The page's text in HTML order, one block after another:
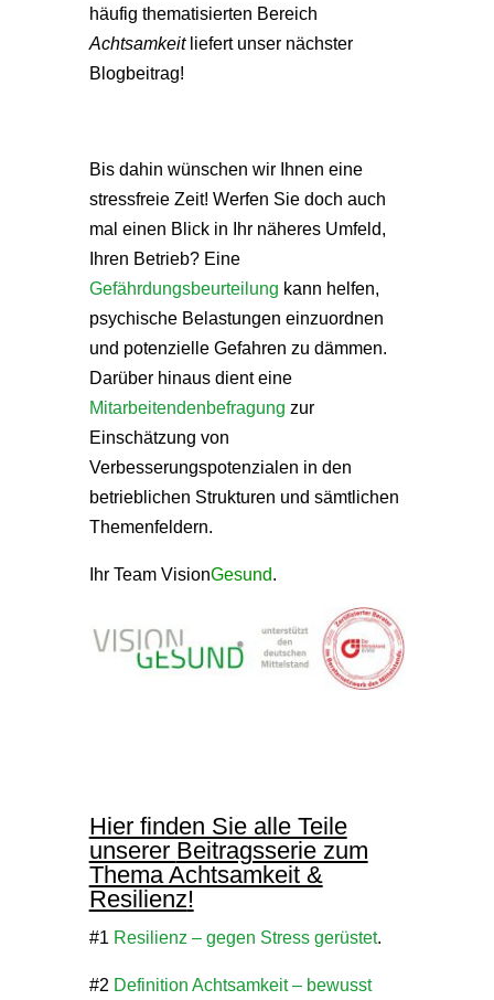
häufig thematisierten Bereich
Achtsamkeitliefert unser nächster
Blogbeitrag!
Bis dahin wünschen wir Ihnen eine
stressfreie Zeit! Werfen Sie doch auch
mal einen Blick in Ihr näheres Umfeld,
Ihren Betrieb? Eine
Gefährdungsbeurteilung kann helfen,
psychische Belastungen einzuordnen
und potenzielle Gefahren zu dämmen.
Darüber hinaus dient eine
Mitarbeitendenbefragung zur
Einschätzung von
Verbesserungspotenzialen in den
betrieblichen Strukturen und sämtlichen
Themenfeldern.
Ihr Team VisionGesund.
Hier finden Sie alle Teile
unserer Beitragsserie zum
Thema Achtsamkeit &
Resilienz!
#1 Resilienz – gegen Stress gerüstet.
#2 Definition Achtsamkeit – bewusst